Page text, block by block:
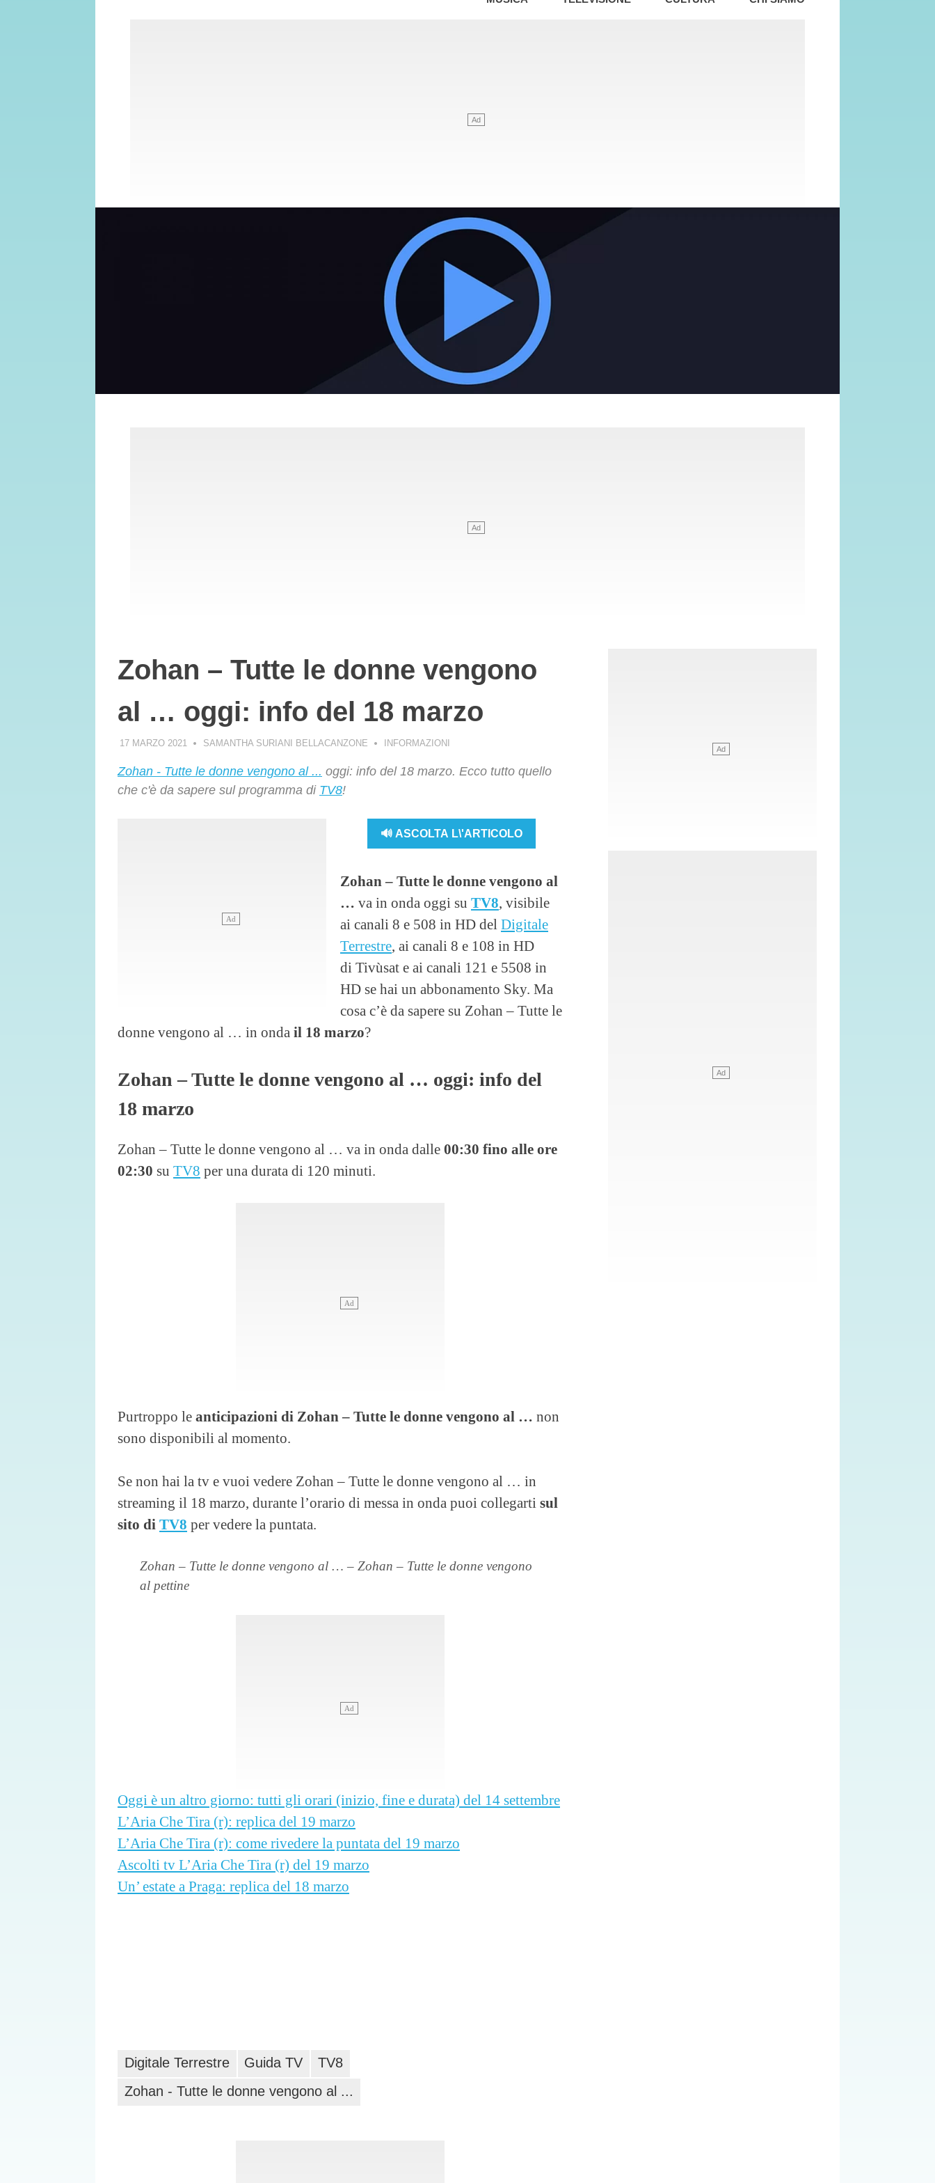
Zohan – Tutte le donne vengono
al … oggi: info del 18 marzo
17 MARZO 2021 SAMANTHA SURIANI BELLACANZONE INFORMAZIONI
Zohan - Tutte le donne vengono al ... oggi: info del 18 marzo. Ecco tutto quello
che c'è da sapere sul programma di TV8!
🔊 ASCOLTA L\'ARTICOLO
Zohan – Tutte le donne vengono al
… va in onda oggi su TV8, visibile
ai canali 8 e 508 in HD del Digitale
Terrestre, ai canali 8 e 108 in HD
di Tivùsat e ai canali 121 e 5508 in
HD se hai un abbonamento Sky. Ma
cosa c’è da sapere su Zohan – Tutte le
donne vengono al … in onda il 18 marzo?
Zohan – Tutte le donne vengono al … oggi: info del
18 marzo
Zohan – Tutte le donne vengono al … va in onda dalle 00:30 fino alle ore
02:30 su TV8 per una durata di 120 minuti.
Purtroppo le anticipazioni di Zohan – Tutte le donne vengono al … non
sono disponibili al momento.
Se non hai la tv e vuoi vedere Zohan – Tutte le donne vengono al … in
streaming il 18 marzo, durante l’orario di messa in onda puoi collegarti sul
sito di TV8 per vedere la puntata.
Zohan – Tutte le donne vengono al … – Zohan – Tutte le donne vengono
al pettine
Oggi è un altro giorno: tutti gli orari (inizio, fine e durata) del 14 settembre
L’Aria Che Tira (r): replica del 19 marzo
L’Aria Che Tira (r): come rivedere la puntata del 19 marzo
Ascolti tv L’Aria Che Tira (r) del 19 marzo
Un’ estate a Praga: replica del 18 marzo
Digitale Terrestre Guida TV
TV8
Zohan - Tutte le donne vengono al ...